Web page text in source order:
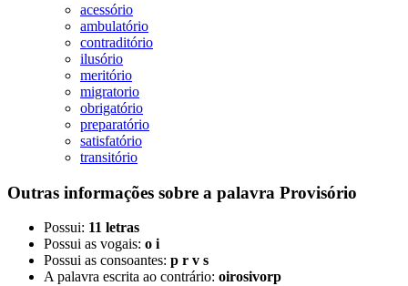
acessório
ambulatório
contraditório
ilusório
meritório
migratorio
obrigatório
preparatório
satisfatório
transitório
Outras informações sobre a palavra Provisório
Possui: 11 letras
Possui as vogais: o i
Possui as consoantes: p r v s
A palavra escrita ao contrário: oirosivorp